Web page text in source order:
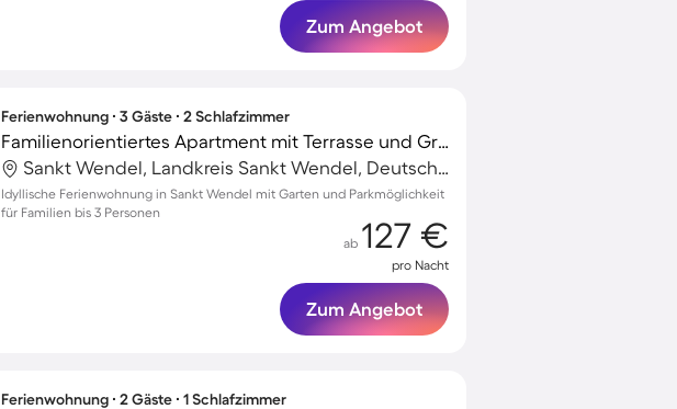
Zum Angebot
Ferienwohnung ∙ 3 Gäste ∙ 2 Schlafzimmer
Familienorientiertes Apartment mit Terrasse und Grill
Sankt Wendel, Landkreis Sankt Wendel, Deutschland
Idyllische Ferienwohnung in Sankt Wendel mit Garten und Parkmöglichkeit
für Familien bis 3 Personen
ab 127 €
pro Nacht
Zum Angebot
Ferienwohnung ∙ 2 Gäste ∙ 1 Schlafzimmer